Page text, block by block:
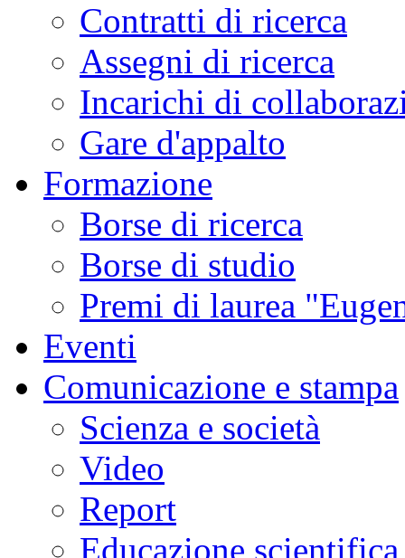
Contratti di ricerca
Assegni di ricerca
Incarichi di
Gare d'appalto
Formazione
Borse di ricerca
Borse di studio
Premi di laurea
Eventi
Comunicazione e stampa
Scienza e società
Video
Report
Educazione